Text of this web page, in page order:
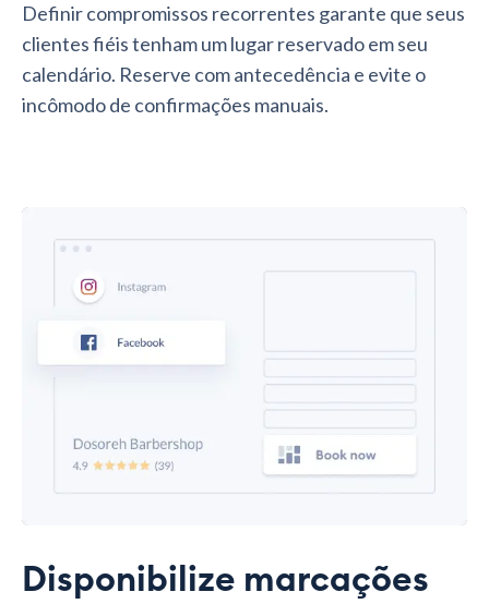
Definir compromissos recorrentes garante que seus
clientes fiéis tenham um lugar reservado em seu
calendário. Reserve com antecedência e evite o
incômodo de confirmações manuais.
Disponibilize marcações